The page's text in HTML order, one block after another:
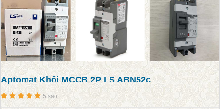
Aptomat Khối MCCB 2P LS ABN52c
5 sao